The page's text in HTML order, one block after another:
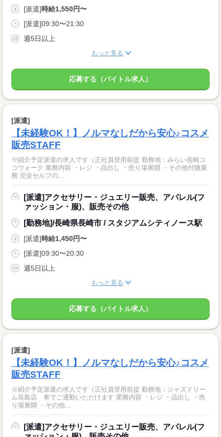
[派遣]時給1,550円〜
[派遣]09:30〜21:30
週5日以上
もっと見る
応募する（バイトル求人）
[派遣]
【未経験OK！】ノルマなしだから安心♪コスメ
販売STAFF
※紹介予定派遣の求人です（正社員登用前提 勤務地：みらい長崎コ
コウォーク 業務内容 ・レジ ・品出し ・売り場展開 ・その他付随業
務 完全セルフの...
[派遣]アクセサリー・ジュエリー販売、アパレル(フ
ァッション・服)、販売その他
[勤務地]/長崎県長崎市 / スタジアムシティノース駅
[派遣]時給1,450円〜
[派遣]09:30〜20:30
週5日以上
もっと見る
応募する（バイトル求人）
[派遣]
【未経験OK！】ノルマなしだから安心♪コスメ
販売STAFF
※紹介予定派遣の求人です（正社員登用前提 勤務地：ジャズドリー
ム長島店 車でご通勤いただけます 業務内容 ・レジ ・品出し ・売
り場展開 ・その他...
[派遣]アクセサリー・ジュエリー販売、アパレル(フ